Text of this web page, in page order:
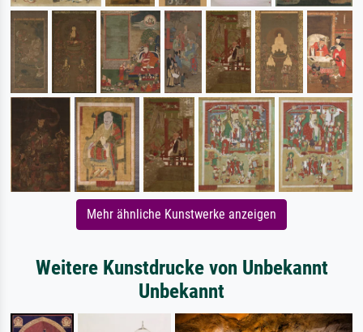
Mehr ähnliche Kunstwerke anzeigen
Weitere Kunstdrucke von Unbekannt
Unbekannt